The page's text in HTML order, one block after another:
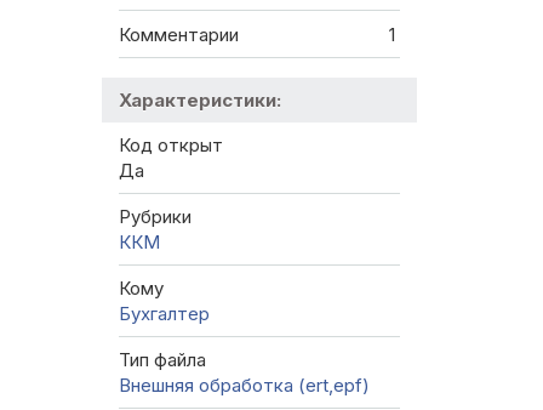
Комментарии 1
Характеристики:
Код открыт
Да
Рубрики
ККМ
Кому
Бухгалтер
Тип файла
Внешняя обработка (ert,epf)